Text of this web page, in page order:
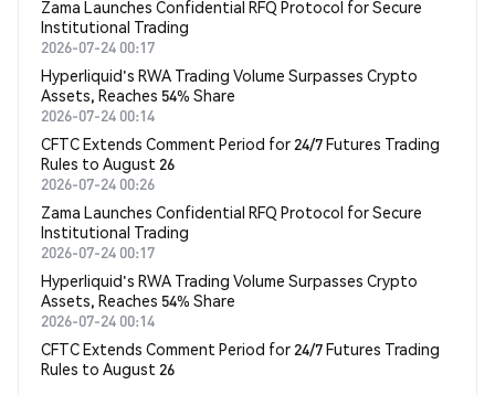
Zama Launches Confidential RFQ Protocol for Secure
Institutional Trading
2026-07-24 00:17
Hyperliquid's RWA Trading Volume Surpasses Crypto
Assets, Reaches 54% Share
2026-07-24 00:14
CFTC Extends Comment Period for 24/7 Futures Trading
Rules to August 26
2026-07-24 00:26
Zama Launches Confidential RFQ Protocol for Secure
Institutional Trading
2026-07-24 00:17
Hyperliquid's RWA Trading Volume Surpasses Crypto
Assets, Reaches 54% Share
2026-07-24 00:14
CFTC Extends Comment Period for 24/7 Futures Trading
Rules to August 26